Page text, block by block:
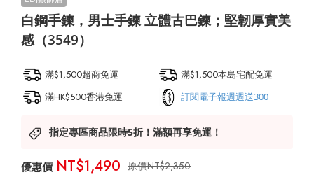
白鋼手鍊，男士手鍊 立體古巴鍊；堅韌厚實美
感（3549）
滿$1,500超商免運
滿$1,500本島宅配免運
滿HK$500香港免運
訂閱電子報週週送300
指定專區商品限時5折！滿額再享免運！
NT$2,350
NT$1,490